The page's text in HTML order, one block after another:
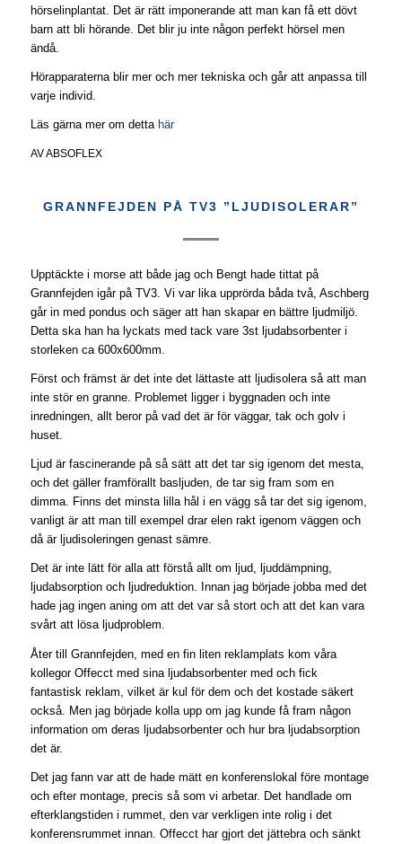
hörselinplantat. Det är rätt imponerande att man kan få ett dövt
barn att bli hörande. Det blir ju inte någon perfekt hörsel men
ändå.
Hörapparaterna blir mer och mer tekniska och går att anpassa till
varje individ.
Läs gärna mer om detta här
AVABSOFLEX
GRANNFEJDEN PÅ TV3 ”LJUDISOLERAR”
Upptäckte i morse att både jag och Bengt hade tittat på
Grannfejden igår på TV3. Vi var lika upprörda båda två, Aschberg
går in med pondus och säger att han skapar en bättre ljudmiljö.
Detta ska han ha lyckats med tack vare 3st ljudabsorbenter i
storleken ca 600x600mm.
Först och främst är det inte det lättaste att ljudisolera så att man
inte stör en granne. Problemet ligger i byggnaden och inte
inredningen, allt beror på vad det är för väggar, tak och golv i
huset.
Ljud är fascinerande på så sätt att det tar sig igenom det mesta,
och det gäller framförallt basljuden, de tar sig fram som en
dimma. Finns det minsta lilla hål i en vägg så tar det sig igenom,
vanligt är att man till exempel drar elen rakt igenom väggen och
då är ljudisoleringen genast sämre.
Det är inte lätt för alla att förstå allt om ljud, ljuddämpning,
ljudabsorption och ljudreduktion. Innan jag började jobba med det
hade jag ingen aning om att det var så stort och att det kan vara
svårt att lösa ljudproblem.
Åter till Grannfejden, med en fin liten reklamplats kom våra
kollegor Offecct med sina ljudabsorbenter med och fick
fantastisk reklam, vilket är kul för dem och det kostade säkert
också. Men jag började kolla upp om jag kunde få fram någon
information om deras ljudabsorbenter och hur bra ljudabsorption
det är.
Det jag fann var att de hade mätt en konferenslokal före montage
och efter montage, precis så som vi arbetar. Det handlade om
efterklangstiden i rummet, den var verkligen inte rolig i det
konferensrummet innan. Offecct har gjort det jättebra och sänkt